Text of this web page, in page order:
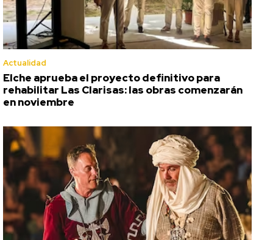
Actualidad
Elche aprueba el proyecto definitivo para
rehabilitar Las Clarisas: las obras comenzarán
en noviembre